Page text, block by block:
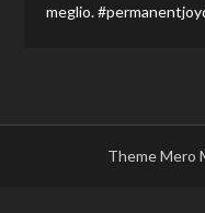
meglio.
Theme Mero